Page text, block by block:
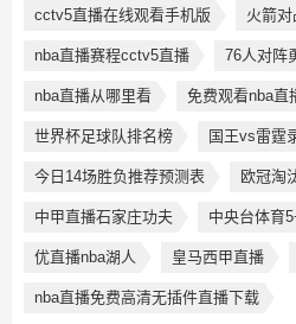
cctv5直播在线观看手机版 火箭
nba直播赛程cctv5直播 76人对阵
nba直播从哪里看 免费观看nba直
世界杯足球队排名榜 国王vs雷霆
今日14场胜负推荐预测表 欧冠淘
中甲直播石家庄功夫 中央台体育
优直播nba湖人 皇马西甲直播
nba直播免费高清无插件直播下载